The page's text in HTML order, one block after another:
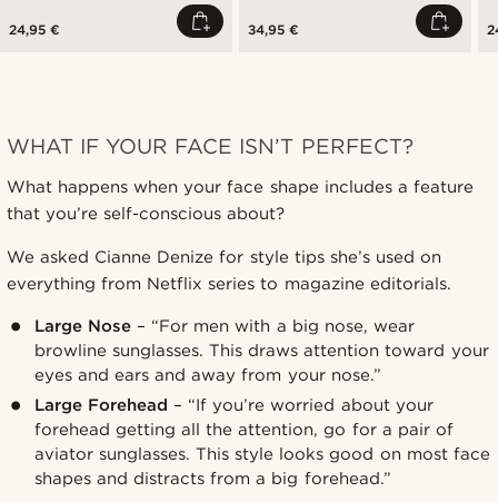
24,95 € 34,95 €
WHAT IF YOUR FACE ISN’T PERFECT?
What happens when your face shape includes a feature
that you’re self-conscious about?
We asked Cianne Denize for style tips she’s used on
everything from Netflix series to magazine editorials.
Large Nose – “For men with a big nose, wear
browline sunglasses. This draws attention toward your
eyes and ears and away from your nose.”
Large Forehead – “If you’re worried about your
forehead getting all the attention, go for a pair of
aviator sunglasses. This style looks good on most face
shapes and distracts from a big forehead.”